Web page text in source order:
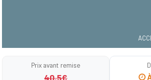
Prix avant remise
40.5€